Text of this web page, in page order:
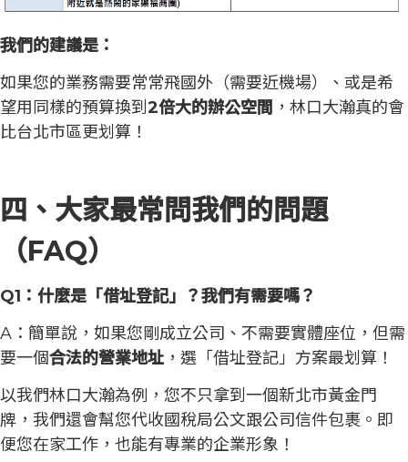
我們的建議是：
如果您的業務需要常常飛國外（需要近機場）、或是希
望用同樣的預算換到2倍大的辦公空間 ，林口大瀚真的會
比台北市區更划算！
四、大家最常問我們的問題
（FAQ）
Q1：什麼是「借址登記」？我們有需要嗎？
A：簡單說，如果您剛成立公司、不需要實體座位，但需
要一個合法的營業地址 ，選「借址登記」方案最划算！
以我們林口大瀚為例，您不只拿到一個新北市黃金門
牌，我們還會幫您代收國稅局公文跟公司信件包裹。即
便您在家工作，也能有專業的企業形象！